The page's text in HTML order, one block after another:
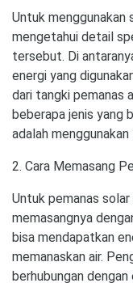
Untuk menggunakan
mengetahui detail
tersebut. Di
energi yang
dari tangki pemanas
beberapa jenis yang
adalah
2. Cara Memasang
Untuk pemanas solar
memasangnya
bisa mendapatkan
memanaskan air.
berhubungan dengan